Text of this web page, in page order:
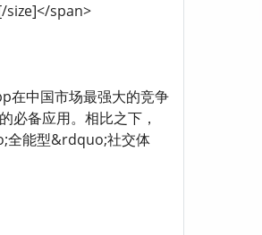
size]</span>
在中国市场最强大的竞争
必备应用。相比之下，
全能型&rdquo;社交体